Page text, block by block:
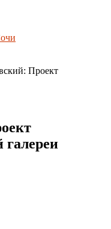
Проект
галереи